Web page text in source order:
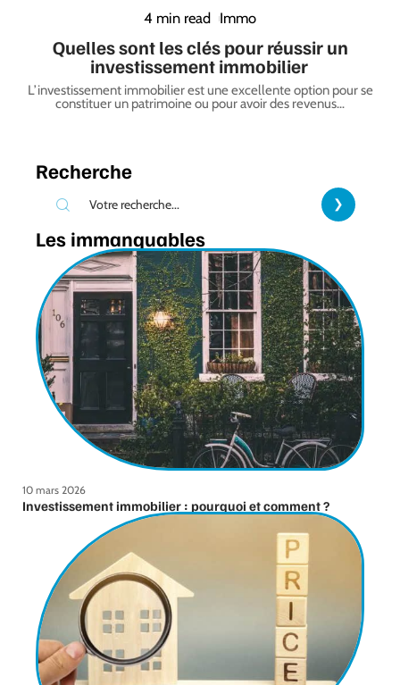
4 min read Immo
Quelles sont les clés pour réussir un
investissement immobilier
L’investissement immobilier est une excellente option pour se
constituer un patrimoine ou pour avoir des revenus…
Recherche
Les immanquables
10 mars 2026
Investissement immobilier : pourquoi et comment ?